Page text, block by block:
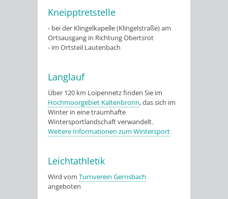
Kneipptretstelle
- bei der Klingelkapelle (Klingelstraße) am
Ortsausgang in Richtung Obertsrot
- im Ortsteil Lautenbach
Langlauf
Über 120 km Loipennetz finden Sie im
Hochmoorgebiet Kaltenbronn, das sich im
Winter in eine traumhafte
Wintersportlandschaft verwandelt.
Weitere Informationen zum Wintersport
Leichtathletik
Wird vom Turnverein Gernsbach
angeboten